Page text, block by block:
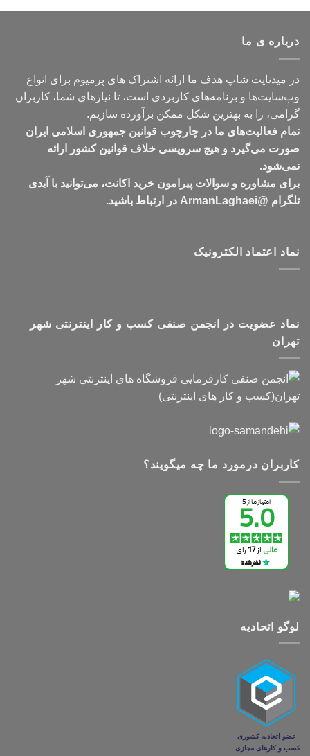
تومان399,000
درباره ی ما
در میدنایت شاپ هدف ما ارائه اشتراک های پرمیوم برای انواع
وب‌سایت‌ها و برنامه‌های کاربردی است، تا نیازهای شما، کاربران
گرامی، را به بهترین شکل ممکن برآورده سازیم.
تمام فعالیت‌های ما در چارچوب قوانین جمهوری اسلامی ایران
صورت می‌گیرد و هیچ سرویسی خلاف قوانین کشور ارائه
نمی‌شود.
برای مشاوره و سوالات پیرامون خرید اکانت، می‌توانید با آیدی
تلگرام @ArmanLaghaei در ارتباط باشید.
نماد اعتماد الکترونیک
نماد عضویت در انجمن صنفی کسب و کار اینترنتی شهر
تهران
کاربران درمورد ما چه میگویند؟
لوگو اتحادیه